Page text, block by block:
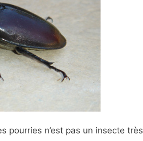
pourries n’est pas un insecte